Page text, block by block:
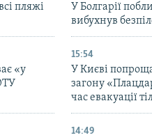
пляжі
У Болгарії
вибухнув
«у
15:54
У Києві
загону
час евакуації
14:49